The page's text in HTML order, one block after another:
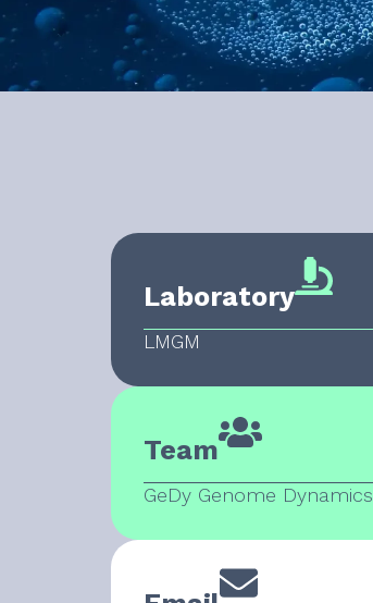
Laboratory
LMGM
Team
GeDy Genome Dynamics